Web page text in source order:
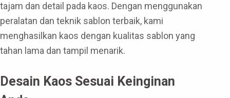
tajam dan detail pada kaos. Dengan menggunakan
peralatan dan teknik sablon terbaik, kami
menghasilkan kaos dengan kualitas sablon yang
tahan lama dan tampil menarik.
Desain Kaos Sesuai Keinginan